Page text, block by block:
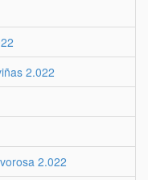
2.022
2.022